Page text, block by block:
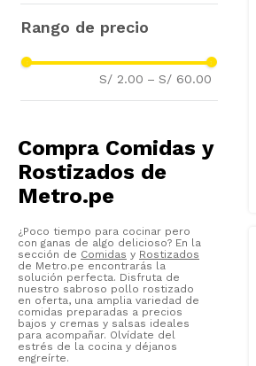
Desayuno
(
Aceitunas y Encurtidos (17)
Pastas Frescas y Salsas (12)
Wong
(27 )
Cuisine & Co (27)
(25 )
De La Casa (16)
Arezzo (7)
Ahuma (7)
Nadú (6)
Mostrar 11 más
Comidas Preparadas (29)
Ajíes y Salsas Picantes (27)
Aceitunas (16)
Masas Hojaldres (7)
Pizzas Refrigeradas (6
Salsas Blancas y Especiales
Pastas Preparadas (3)
Ajo (3)
Otros Aderezos y Salsas (
Mostrar 15 más
S/ 2.00 – S/ 60.00
Compra Comidas y
Rostizados de
Metro.pe
¿Poco tiempo para cocinar pero
con ganas de algo delicioso? En la
sección de Comidas y Rostizados
de Metro.pe encontrarás la
solución perfecta. Disfruta de
nuestro sabroso pollo rostizado
en oferta, una amplia variedad de
comidas preparadas a precios
bajos y cremas y salsas ideales
para acompañar. Olvídate del
estrés de la cocina y déjanos
engreírte.